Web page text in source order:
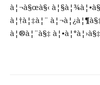
à¦¬à§œà§‹
à¦†à¦‡à¦¨
à¦®à¦¨à§‡